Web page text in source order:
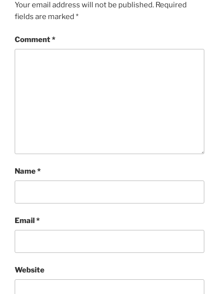
Your email address will not be published. Required
fields are marked *
Comment*
Name*
Email*
Website